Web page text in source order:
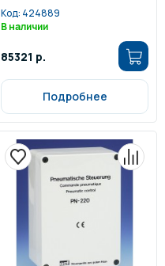
Код: 424889
В наличии
85321 р.
Подробнее